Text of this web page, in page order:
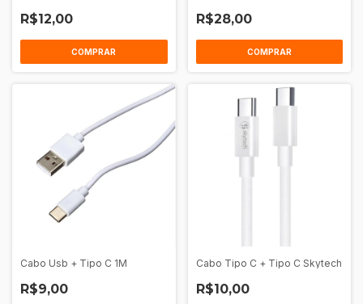
R$12,00
COMPRAR
R$28,00
Cabo Usb + Tipo C 1M
R$9,00
Cabo Tipo C + Tipo C Skytech
R$10,00